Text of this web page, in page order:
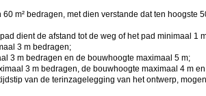
m² bedragen, met dien verstande dat ten hoogste
dient de afstand tot de weg of het pad minimaal 1
3 m bedragen;
3 m bedragen en de bouwhoogte maximaal 5 m;
3 m bedragen, de bouwhoogte maximaal 4 m
van de terinzagelegging van het ontwerp,